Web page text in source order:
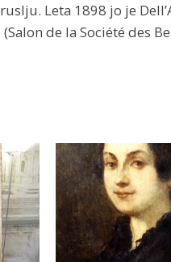
Leta 1898 jo je
de la Société des